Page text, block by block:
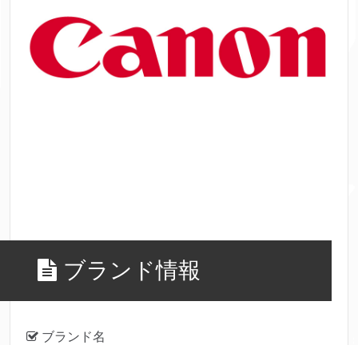
ブランド情報
ブランド名